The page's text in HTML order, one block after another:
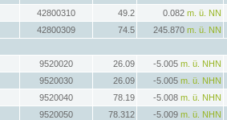
42800310 49.2 0.082 m. ü. NN
42800309 74.5 245.870 m. ü. NN
9520020 26.09 -5.005 m. ü. NHN
9520030 26.09 -5.005 m. ü. NHN
9520040 78.19 -5.008 m. ü. NHN
9520050 78.312 -5.009 m. ü. NHN